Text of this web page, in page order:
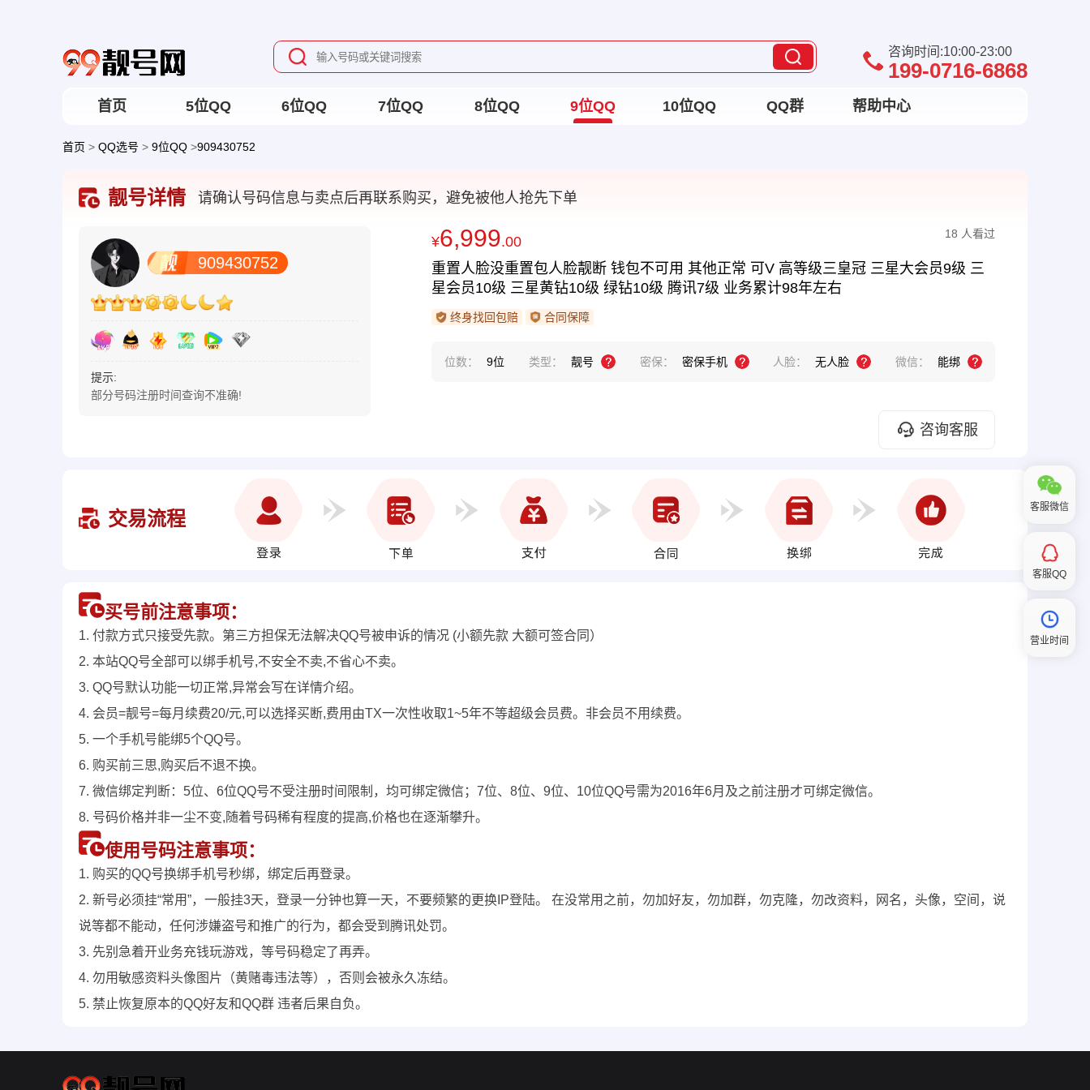
咨询时间:10:00-23:00
199-0716-6868
首页 5位QQ 6位QQ 7位QQ 8位QQ 9位QQ 10位QQ QQ群 帮助中心
首页 > QQ选号 > 9位QQ >909430752
靓号详情 请确认号码信息与卖点后再联系购买，避免被他人抢先下单
909430752
提示:
部分号码注册时间查询不准确!
¥6,999.00 18 人看过
重置人脸没重置包人脸靓断 钱包不可用 其他正常 可V 高等级三皇冠 三星大会员9级 三
星会员10级 三星黄钻10级 绿钻10级 腾讯7级 业务累计98年左右
终身找回包赔 合同保障
位数： 9位 类型： 靓号 密保： 密保手机 人脸： 无人脸 微信： 能绑
咨询客服
交易流程
买号前注意事项：
1. 付款方式只接受先款。第三方担保无法解决QQ号被申诉的情况 (小额先款 大额可签合同）
2. 本站QQ号全部可以绑手机号,不安全不卖,不省心不卖。
3. QQ号默认功能一切正常,异常会写在详情介绍。
4. 会员=靓号=每月续费20/元,可以选择买断,费用由TX一次性收取1~5年不等超级会员费。非会员不用续费。
5. 一个手机号能绑5个QQ号。
6. 购买前三思,购买后不退不换。
7. 微信绑定判断：5位、6位QQ号不受注册时间限制，均可绑定微信；7位、8位、9位、10位QQ号需为2016年6月及之前注册才可绑定微信。
8. 号码价格并非一尘不变,随着号码稀有程度的提高,价格也在逐渐攀升。
使用号码注意事项：
1. 购买的QQ号换绑手机号秒绑，绑定后再登录。
2. 新号必须挂“常用”，一般挂3天，登录一分钟也算一天，不要频繁的更换IP登陆。 在没常用之前，勿加好友，勿加群，勿克隆，勿改资料，网名，头像，空间，说
说等都不能动，任何涉嫌盗号和推广的行为，都会受到腾讯处罚。
3. 先别急着开业务充钱玩游戏，等号码稳定了再弄。
4. 勿用敏感资料头像图片（黄赌毒违法等），否则会被永久冻结。
5. 禁止恢复原本的QQ好友和QQ群 违者后果自负。
客服微信
客服QQ
营业时间